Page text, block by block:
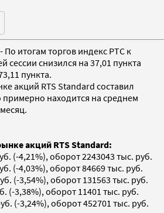
По итогам торгов индекс РТС к
снизился на 37,01 пункта
пункта.
акций RTS Standard составил
примерно находится на среднем
акций RTS Standard:
(-4,21%), оборот 2243043 тыс. руб.
(-4,03%), оборот 84669 тыс. руб.
(-3,54%), оборот 131563 тыс. руб.
(-3,38%), оборот 11401 тыс. руб.
(-3,24%), оборот 452701 тыс. руб.